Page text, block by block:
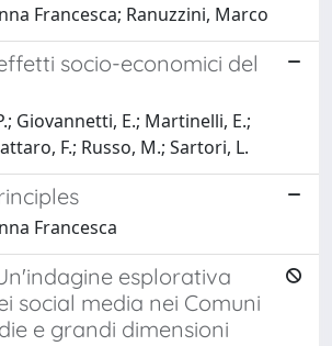
Francesca; Ranuzzini, Marco
socio-economici del
Giovannetti, E.; Martinelli, E.;
F.; Russo, M.; Sartori, L.
Francesca
esplorativa
social media nei Comuni
e grandi dimensioni